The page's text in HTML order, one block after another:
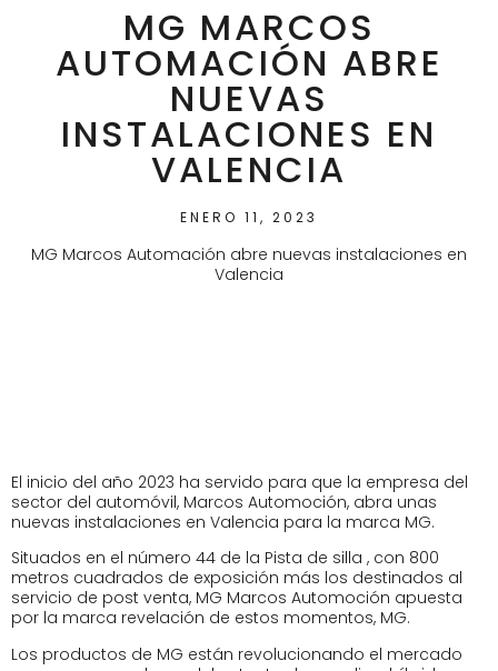
MG MARCOS
AUTOMACIÓN ABRE
NUEVAS
INSTALACIONES EN
VALENCIA
ENERO 11, 2023
MG Marcos Automación abre nuevas instalaciones en
Valencia
El inicio del año 2023 ha servido para que la empresa del
sector del automóvil, Marcos Automoción, abra unas
nuevas instalaciones en Valencia para la marca MG.
Situados en el número 44 de la Pista de silla , con 800
metros cuadrados de exposición más los destinados al
servicio de post venta, MG Marcos Automoción apuesta
por la marca revelación de estos momentos, MG.
Los productos de MG están revolucionando el mercado